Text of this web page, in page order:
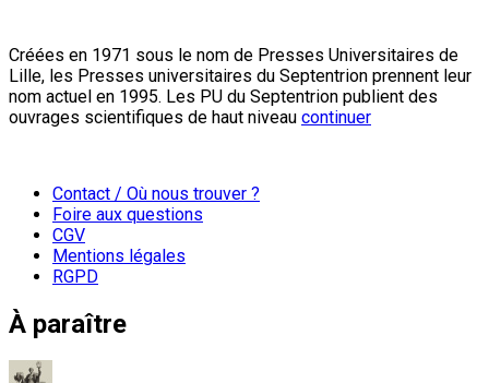
Créées en 1971 sous le nom de Presses Universitaires de
Lille, les Presses universitaires du Septentrion prennent leur
nom actuel en 1995. Les PU du Septentrion publient des
ouvrages scientifiques de haut niveau continuer
Contact / Où nous trouver ?
Foire aux questions
CGV
Mentions légales
RGPD
À paraître